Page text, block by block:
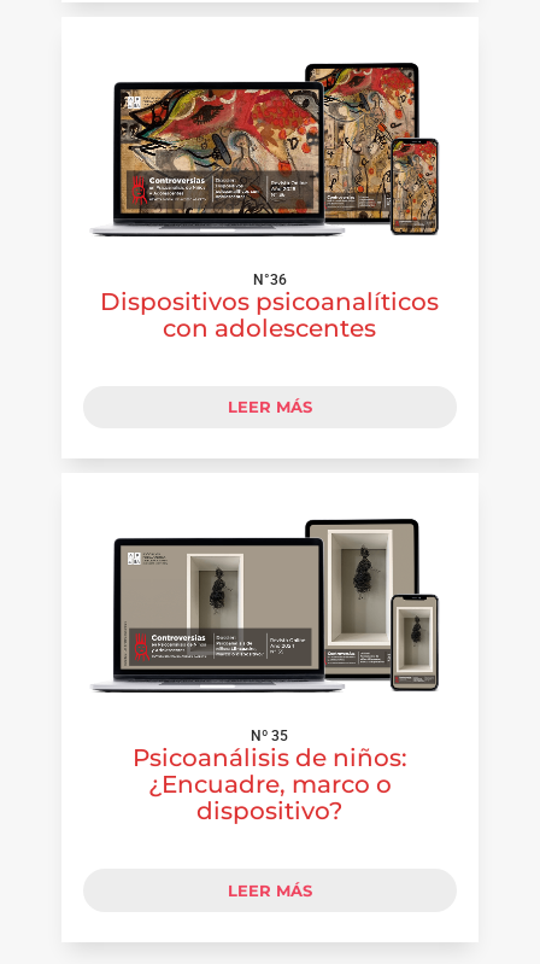
N°36
Dispositivos psicoanalíticos
con adolescentes
LEER MÁS
Nº 35
Psicoanálisis de niños:
¿Encuadre, marco o
dispositivo?
LEER MÁS